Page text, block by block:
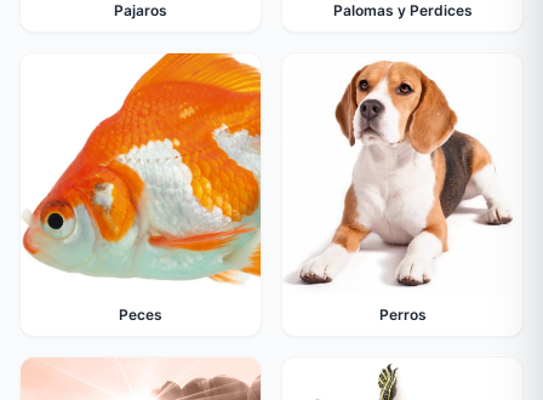
Pajaros Palomas y Perdices
Peces Perros